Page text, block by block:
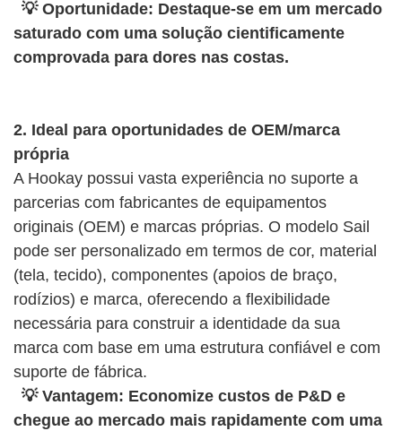
💡 Oportunidade: Destaque-se em um mercado
saturado com uma solução cientificamente
comprovada para dores nas costas.
2. Ideal para oportunidades de OEM/marca
própria
A Hookay possui vasta experiência no suporte a
parcerias com fabricantes de equipamentos
originais (OEM) e marcas próprias. O modelo Sail
pode ser personalizado em termos de cor, material
(tela, tecido), componentes (apoios de braço,
rodízios) e marca, oferecendo a flexibilidade
necessária para construir a identidade da sua
marca com base em uma estrutura confiável e com
suporte de fábrica.
💡 Vantagem: Economize custos de P&D e
chegue ao mercado mais rapidamente com uma